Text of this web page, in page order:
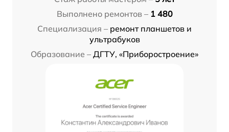
Выполнено ремонтов – 1 480
Специализация – ремонт планшетов и
ультрабуков
Образование – ДГТУ, «Приборостроение»